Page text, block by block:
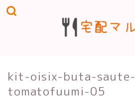
kit-oisix-buta-saute-
tomatofuumi-05